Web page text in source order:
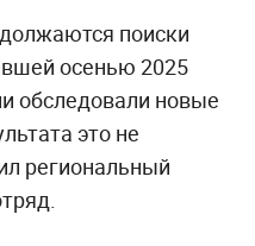
поиски
осенью 2025
обследовали новые
это не
региональный